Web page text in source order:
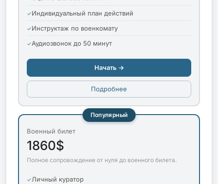
Индивидуальный план действий
Инструктаж по военкомату
Аудиозвонок до 50 минут
Начать →
Подробнее
Популярный
Военный билет
1860$
Полное сопровождение от нуля до военного билета.
Личный куратор